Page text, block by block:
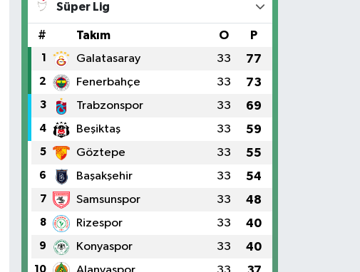
Süper Lig
# Takım O P
1 Galatasaray 33 77
2 Fenerbahçe 33 73
3 Trabzonspor 33 69
4 Beşiktaş 33 59
5 Göztepe 33 55
6 Başakşehir 33 54
7 Samsunspor 33 48
8 Rizespor 33 40
9 Konyaspor 33 40
10